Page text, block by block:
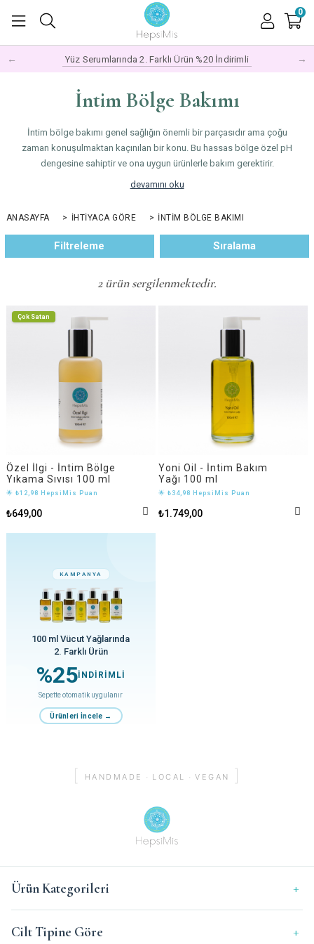
0
← Yüz Serumlarında 2. Farklı Ürün %20 İndirimli →
İntim Bölge Bakımı
İntim bölge bakımı genel sağlığın önemli bir parçasıdır ama çoğu
zaman konuşulmaktan kaçınılan bir konu. Bu hassas bölge özel pH
dengesine sahiptir ve ona uygun ürünlerle bakım gerektirir.
İntim bölgenin doğal pH dengesi 3.5-4.5 arasındadır ve normal
edilmiş, pH dengeli ve nazik ürünler kullanmak önemlidir.
Kastil sabunu, bitki hidrosolleri, aloe vera ve lavanta gibi nazik
içeriklerle formüle edilmiş intim bakım ürünlerimiz, bu hassas bölgeyi
devamını oku
ANASAYFA > İHTIYACA GÖRE > İNTIM BÖLGE BAKIMI
Filtreleme Sıralama
2 ürün sergilenmektedir.
Özel İlgi - İntim Bölge
Yıkama Sıvısı 100 ml
🌟 ₺12,98 HepsiMis Puan
₺649,00
Çok Satan
Yoni Oil - İntim Bakım
Yağı 100 ml
🌟 ₺34,98 HepsiMis Puan
₺1.749,00
KAMPANYA
100 ml Vücut Yağlarında
2. Farklı Ürün
%25İNDİRİMLİ
Sepette otomatik uygulanır
Ürünleri İncele →
HANDMADE · LOCAL · VEGAN ]
Ürün Kategorileri
Vücut
Cilt Tipine Göre